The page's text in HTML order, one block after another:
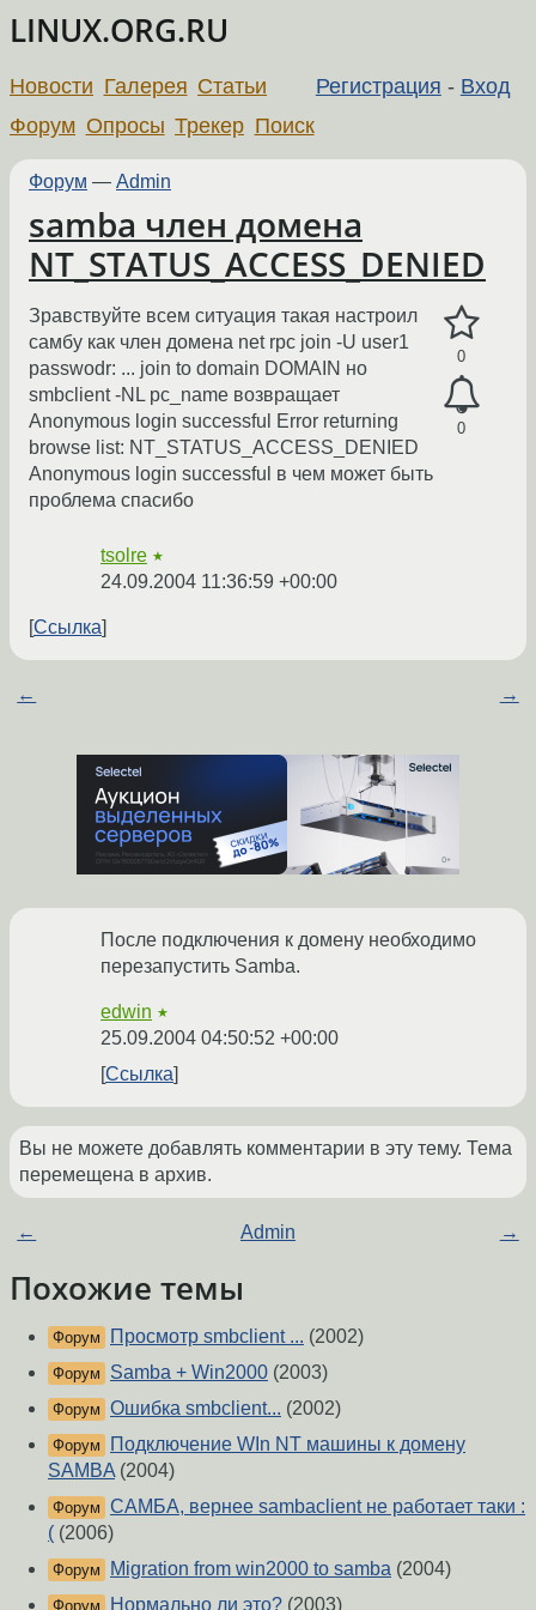
LINUX.ORG.RU
Регистрация - Вход
Новости Галерея Статьи
Форум Опросы Трекер Поиск
Форум — Admin
samba член домена
NT_STATUS_ACCESS_DENIED
0
0
Зравствуйте всем ситуация такая настроил
самбу как член домена net rpc join -U user1
passwodr: ... join to domain DOMAIN но
smbclient -NL pc_name возвращает
Anonymous login successful Error returning
browse list: NT_STATUS_ACCESS_DENIED
Anonymous login successful в чем может быть
проблема спасибо
tsolre ★
24.09.2004 11:36:59 +00:00
Ссылка
← →
После подключения к домену необходимо
перезапустить Samba.
edwin ★
25.09.2004 04:50:52 +00:00
Ссылка
Вы не можете добавлять комментарии в эту тему. Тема
перемещена в архив.
← Admin →
Похожие темы
Форум Просмотр smbclient ... (2002)
Форум Samba + Win2000 (2003)
Форум Ошибка smbclient... (2002)
Форум
Подключение WIn NT машины к домену
SAMBA (2004)
Форум САМБА, вернее sambaclient не работает таки :
( (2006)
Форум Migration from win2000 to samba (2004)
Форум Нормально ли это? (2003)